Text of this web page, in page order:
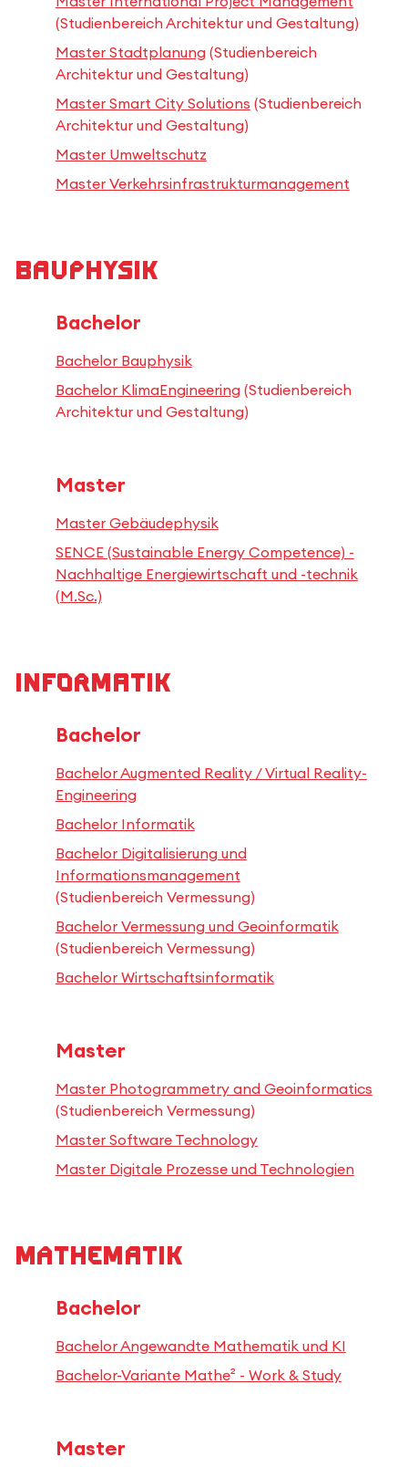
(Studienbereich Architektur und Gestaltung)
Master Stadtplanung(Studienbereich
Architektur und Gestaltung)
Master Smart City Solutions (Studienbereich
Architektur und Gestaltung)
Master Umweltschutz
Master Verkehrsinfrastrukturmanagement
Bauphysik
Bachelor
Bachelor Bauphysik
Bachelor KlimaEngineering(Studienbereich
Architektur und Gestaltung)
Master
Master Gebäudephysik
SENCE (Sustainable Energy Competence) -
Nachhaltige Energiewirtschaft und -technik
(M.Sc.)
Informatik
Bachelor
Bachelor Augmented Reality / Virtual Reality-
Engineering
Bachelor Informatik
Bachelor Digitalisierung und
Informationsmanagement
(Studienbereich Vermessung)
Bachelor Vermessung und Geoinformatik
(Studienbereich Vermessung)
Bachelor Wirtschaftsinformatik
Master
Master Photogrammetry and Geoinformatics
(Studienbereich Vermessung)
Master Software Technology
Master Digitale Prozesse und Technologien
Mathematik
Bachelor
Bachelor Angewandte Mathematik und KI
Bachelor-Variante Mathe² - Work & Study
Master